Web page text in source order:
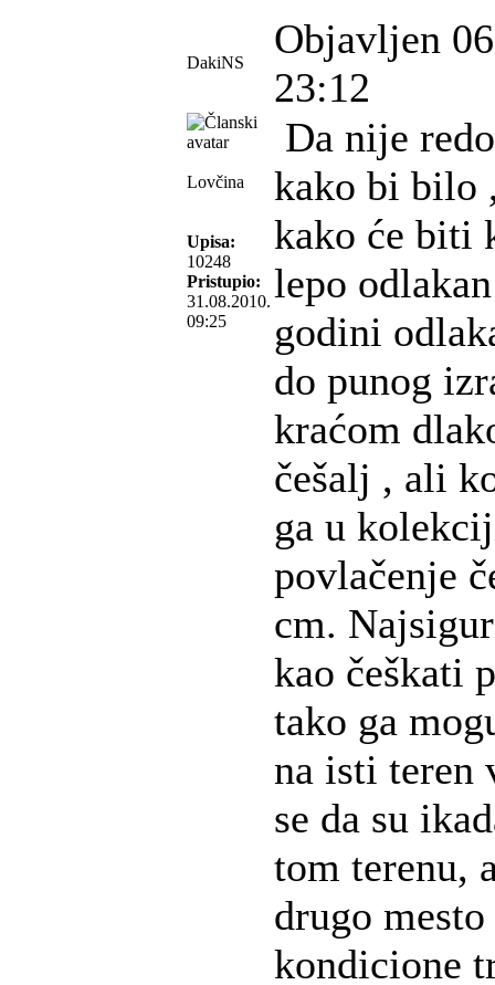
DakiNS
Objavljen
23:12
Lovčina
Upisa:
10248
Pristupio:
31.08.2010.
09:25
Da nije
kako bi bilo
kako će biti
lepo
godini
do punog
kraćom
češalj , ali
ga u
povlačenje
cm.
kao češkati
tako ga
na isti teren
se da su
tom terenu,
drugo
kondicione